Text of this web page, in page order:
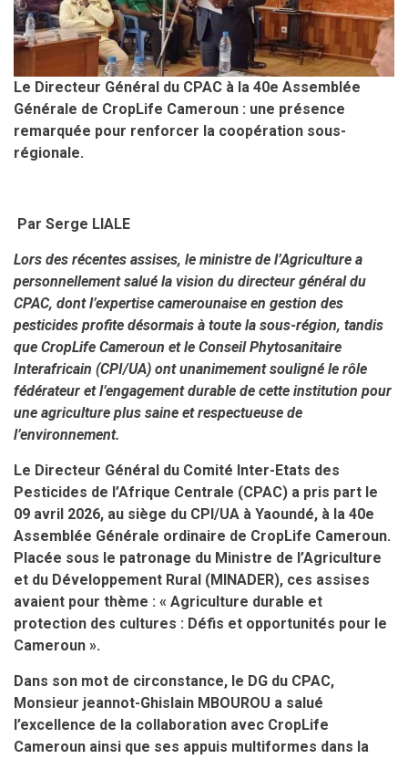
Le Directeur Général du CPAC à la 40e Assemblée
Générale de CropLife Cameroun : une présence
remarquée pour renforcer la coopération sous-
régionale.
Par Serge LIALE
Lors des récentes assises, le ministre de l’Agriculture a
personnellement salué la vision du directeur général du
CPAC, dont l’expertise camerounaise en gestion des
pesticides profite désormais à toute la sous-région, tandis
que CropLife Cameroun et le Conseil Phytosanitaire
Interafricain (CPI/UA) ont unanimement souligné le rôle
fédérateur et l’engagement durable de cette institution pour
une agriculture plus saine et respectueuse de
l’environnement.
Le Directeur Général du Comité Inter-Etats des
Pesticides de l’Afrique Centrale (CPAC) a pris part le
09 avril 2026, au siège du CPI/UA à Yaoundé, à la 40e
Assemblée Générale ordinaire de CropLife Cameroun.
Placée sous le patronage du Ministre de l’Agriculture
et du Développement Rural (MINADER), ces assises
avaient pour thème : « Agriculture durable et
protection des cultures : Défis et opportunités pour le
Cameroun ».
Dans son mot de circonstance, le DG du CPAC,
Monsieur jeannot-Ghislain MBOUROU a salué
l’excellence de la collaboration avec CropLife
Cameroun ainsi que ses appuis multiformes dans la